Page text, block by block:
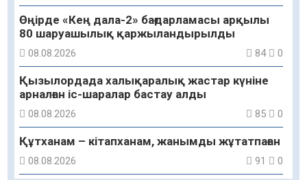
Өңірде «Кең дала-2» бағдарламасы арқылы
80 шаруашылық қаржыландырылды
08.08.2026 84 0
Қызылордада халықаралық жастар күніне
арналған іс-шаралар бастау алды
08.08.2026 85 0
Құтханам – кітапханам, жанымды жұтатпаған
08.08.2026 91 0